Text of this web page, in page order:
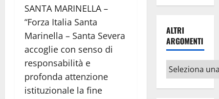
SANTA MARINELLA –
“Forza Italia Santa
Marinella – Santa Severa
accoglie con senso di
responsabilità e
profonda attenzione
istituzionale la fine
ALTRI
ARGOMENTI
Altri
argomenti